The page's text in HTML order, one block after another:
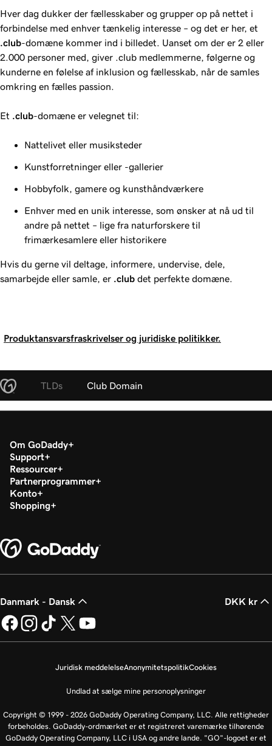
Hver dag dukker der fællesskaber og grupper op på nettet i
forbindelse med enhver tænkelig interesse – og det er her, et
.club-domæne kommer ind i billedet. Uanset om der er 2 eller
2.000 personer med, giver .club medlemmerne, følgerne og
kunderne en følelse af inklusion og fællesskab, når de samles
omkring en fælles passion.
Et .club-domæne er velegnet til:
Nattelivet eller musiksteder
Kunstforretninger eller -gallerier
Hobbyfolk, gamere og kunsthåndværkere
Enhver med en unik interesse, som ønsker at nå ud til
andre på nettet – lige fra naturforskere til
frimærkesamlere eller historikere
Hvis du gerne vil deltage, informere, undervise, dele,
samarbejde eller samle, er .club det perfekte domæne.
Produktansvarsfraskrivelser og juridiske politikker.
TLDs Club Domain
Om GoDaddy
Support
Ressourcer
Partnerprogrammer
Konto
Shopping
Danmark - Dansk DKK kr
Juridisk meddelelseAnonymitetspolitikCookies
Undlad at sælge mine personoplysninger
Copyright © 1999 - 2026 GoDaddy Operating Company, LLC. Alle rettigheder
forbeholdes. GoDaddy-ordmærket er et registreret varemærke tilhørende
GoDaddy Operating Company, LLC i USA og andre lande. "GO"-logoet er et